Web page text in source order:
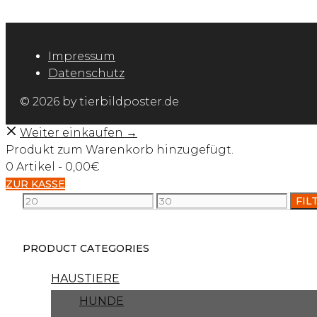
Impressum
Datenschutz
© 2026 by tierbildposter.de
Weiter einkaufen →
Produkt zum Warenkorb hinzugefügt.
0 Artikel - 0,00€
ZUR KASSE
Min
Max
PRODUCT CATEGORIES
HAUSTIERE
HUNDE